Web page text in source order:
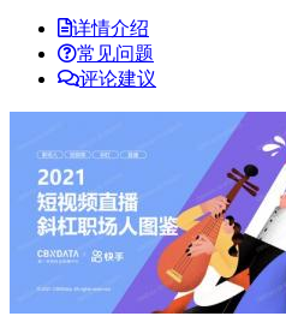
详情介绍
常见问题
评论建议